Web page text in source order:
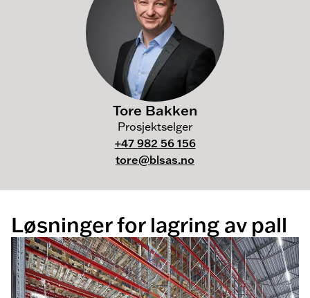
Tore Bakken
Prosjektselger
+47 982 56 156
tore@blsas.no
Løsninger for lagring av pall